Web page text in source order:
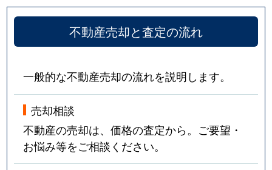
不動産売却と査定の流れ
一般的な不動産売却の流れを説明します。
売却相談
不動産の売却は、価格の査定から。ご要望・
お悩み等をご相談ください。